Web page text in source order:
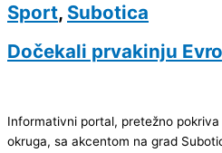
Sport, Subotica
Dočekali prvakinju
Informativni portal, pretežno
okruga, sa akcentom na grad